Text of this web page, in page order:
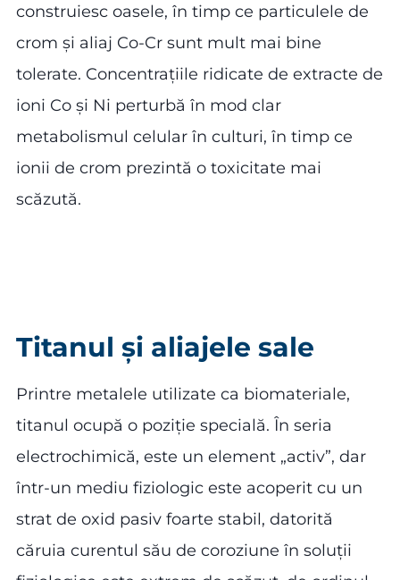
construiesc oasele, în timp ce particulele de
crom și aliaj Co-Cr sunt mult mai bine
tolerate. Concentrațiile ridicate de extracte de
ioni Co și Ni perturbă în mod clar
metabolismul celular în culturi, în timp ce
ionii de crom prezintă o toxicitate mai
scăzută.
Titanul și aliajele sale
Printre metalele utilizate ca biomateriale,
titanul ocupă o poziție specială. În seria
electrochimică, este un element „activ”, dar
într-un mediu fiziologic este acoperit cu un
strat de oxid pasiv foarte stabil, datorită
căruia curentul său de coroziune în soluții